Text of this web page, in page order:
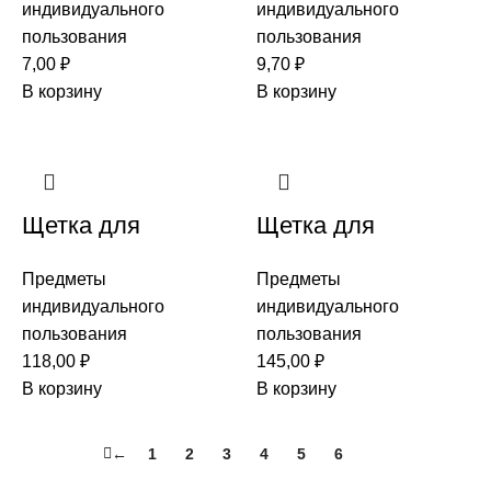
индивидуального
пользования
7,00 ₽
В корзину
булавочка, иголка)
индивидуального
пользования
9,70 ₽
В корзину
Щетка для
см искуственный
ворс
Предметы
индивидуального
пользования
118,00 ₽
В корзину
Щетка для
см натуральный
ворс
Предметы
индивидуального
пользования
145,00 ₽
В корзину
← 1 2 3 4 5 6